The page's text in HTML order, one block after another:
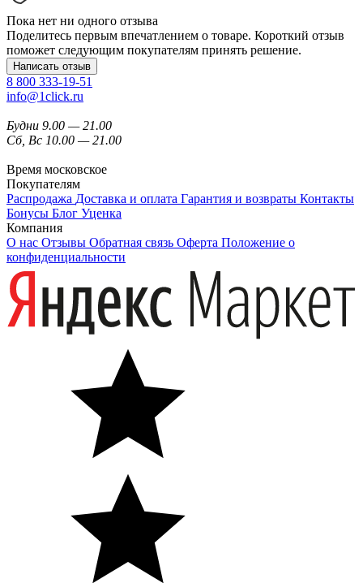
Пока нет ни одного отзыва
Поделитесь первым впечатлением о товаре. Короткий отзыв
поможет следующим покупателям принять решение.
Написать отзыв
8 800 333-19-51
info@1click.ru
Будни 9.00 — 21.00
Сб, Вс 10.00 — 21.00
Время московское
Покупателям
Распродажа Доставка и оплата Гарантия и возвраты Контакты
Бонусы Блог Уценка
Компания
О нас Отзывы Обратная связь Оферта Положение о
конфиденциальности